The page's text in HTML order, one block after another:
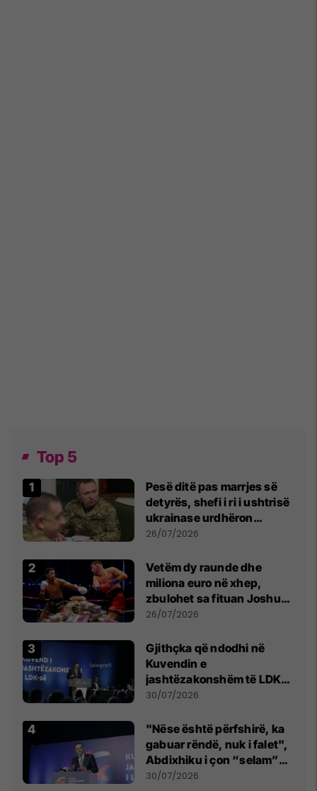
Top 5
Pesë ditë pas marrjes së
detyrës, shefi i ri i ushtrisë
ukrainase urdhëron
kontroll të madh
26/07/2026
Vetëm dy raunde dhe
miliona euro në xhep,
zbulohet sa fituan Joshua
e Prenga
26/07/2026
Gjithçka që ndodhi në
Kuvendin e
jashtëzakonshëm të LDK-
së
30/07/2026
"Nëse është përfshirë, ka
gabuar rëndë, nuk i falet",
Abdixhiku i çon “selam”
Përparim Ramës
30/07/2026